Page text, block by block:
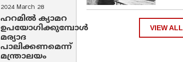
2024 March 28
ഹറമില്‍ ക്യാമറ
ഉപയോഗിക്കുമ്പോള്‍
മര്യാദ
പാലിക്കണമെന്ന്
മന്ത്രാലയം
VIEW ALL